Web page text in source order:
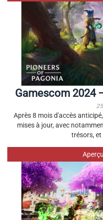
Gamescom 2024
Après 8 mois d'accès
mises à jour, avec
trésors, et